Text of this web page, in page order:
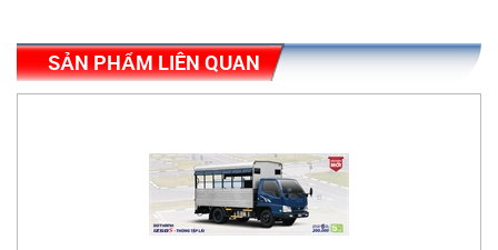
SẢN PHẨM LIÊN QUAN